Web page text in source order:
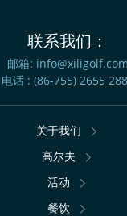
联系我们：
邮箱: info@xiligolf.com
电话 : (86-755) 2655
关于我们
高尔夫
活动
餐饮